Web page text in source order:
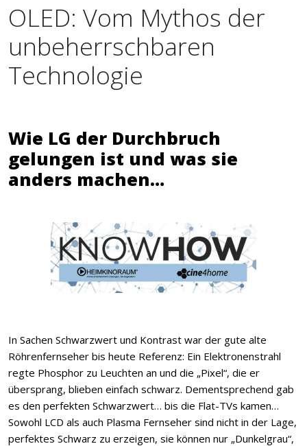
OLED: Vom Mythos der
unbeherrschbaren
Technologie
Wie LG der Durchbruch
gelungen ist und was sie
anders machen…
In Sachen Schwarzwert und Kontrast war der gute alte
Röhrenfernseher bis heute Referenz: Ein Elektronenstrahl
regte Phosphor zu Leuchten an und die „Pixel“, die er
übersprang, blieben einfach schwarz. Dementsprechend gab
es den perfekten Schwarzwert… bis die Flat-TVs kamen…
Sowohl LCD als auch Plasma Fernseher sind nicht in der Lage,
perfektes Schwarz zu erzeigen, sie können nur „Dunkelgrau“,